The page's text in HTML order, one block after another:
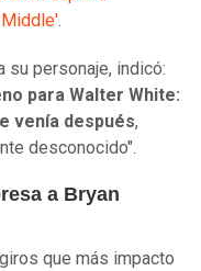
.
su personaje, indicó:
para Walter White:
venía después,
desconocido".
a Bryan
que más impacto